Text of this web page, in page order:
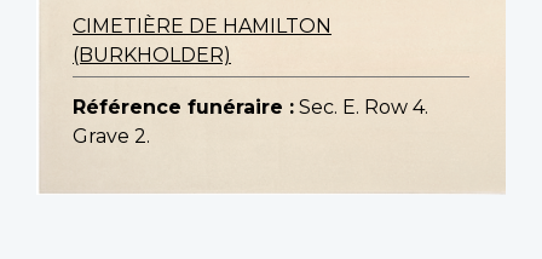
CIMETIÈRE DE HAMILTON
(BURKHOLDER)
Référence funéraire : Sec. E. Row 4.
Grave 2.